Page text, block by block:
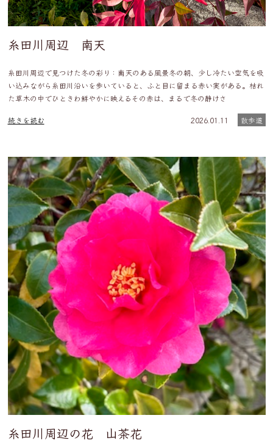
糸田川周辺 南天
糸田川周辺で見つけた冬の彩り：南天のある風景冬の朝、少し冷たい空気を吸
い込みながら糸田川沿いを歩いていると、ふと目に留まる赤い実がある。枯れ
た草木の中でひときわ鮮やかに映えるその赤は、まるで冬の静けさ
続きを読む 2026.01.11 散歩道
糸田川周辺の花 山茶花